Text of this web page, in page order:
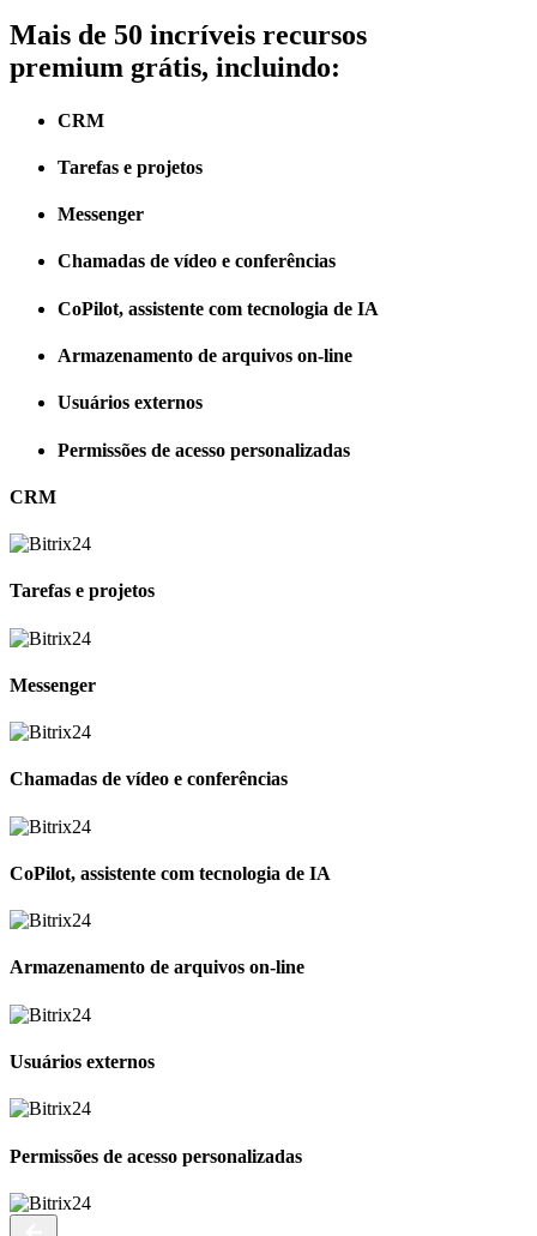
Mais de 50 incríveis recursos
premium grátis, incluindo:
CRM
Tarefas e projetos
Messenger
Chamadas de vídeo e conferências
CoPilot, assistente com tecnologia de IA
Armazenamento de arquivos on-line
Usuários externos
Permissões de acesso personalizadas
CRM
Tarefas e projetos
Messenger
Chamadas de vídeo e conferências
CoPilot, assistente com tecnologia de IA
Armazenamento de arquivos on-line
Usuários externos
Permissões de acesso personalizadas